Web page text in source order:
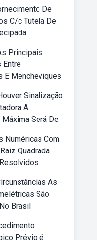
De
C/c Tutela De
Principais
Entre
E Mencheviques
Sinalização
A
Será De
Numéricas Com
Quadrada
As
São
Brasil
Prévio é